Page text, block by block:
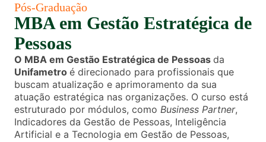
Pós-Graduação
MBA em Gestão Estratégica de
Pessoas
O MBA em Gestão Estratégica de Pessoas da
Unifametro é direcionado para profissionais que
buscam atualização e aprimoramento da sua
atuação estratégica nas organizações. O curso está
estruturado por módulos, como Business Partner,
Indicadores da Gestão de Pessoas, Inteligência
Artificial e a Tecnologia em Gestão de Pessoas,